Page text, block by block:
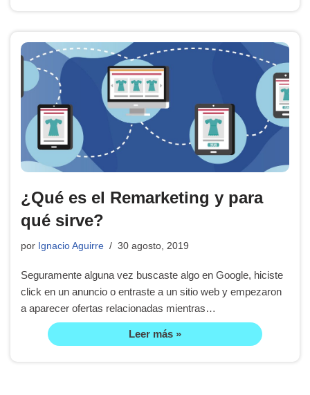
¿Qué es el Remarketing y para
qué sirve?
por Ignacio Aguirre 30 agosto, 2019
Seguramente alguna vez buscaste algo en Google, hiciste
click en un anuncio o entraste a un sitio web y empezaron
a aparecer ofertas relacionadas mientras…
Leer más »